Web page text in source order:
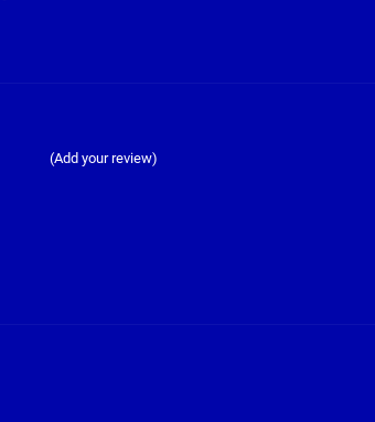
(Add your review)